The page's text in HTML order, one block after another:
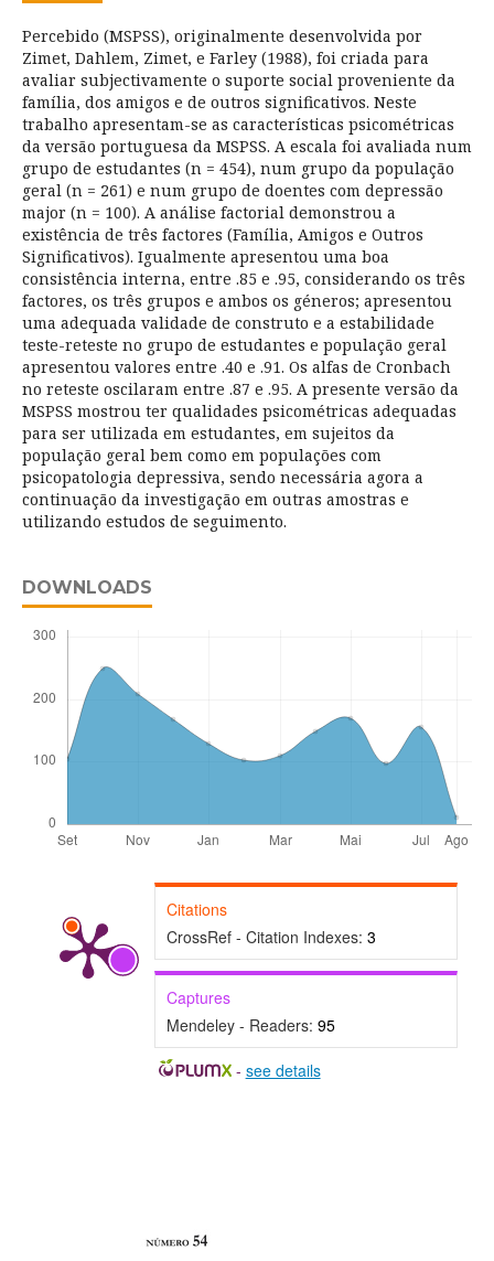
Percebido (MSPSS), originalmente desenvolvida por
Zimet, Dahlem, Zimet, e Farley (1988), foi criada para
avaliar subjectivamente o suporte social proveniente da
família, dos amigos e de outros significativos. Neste
trabalho apresentam-se as características psicométricas
da versão portuguesa da MSPSS. A escala foi avaliada num
grupo de estudantes (n = 454), num grupo da população
geral (n = 261) e num grupo de doentes com depressão
major (n = 100). A análise factorial demonstrou a
existência de três factores (Família, Amigos e Outros
Significativos). Igualmente apresentou uma boa
consistência interna, entre .85 e .95, considerando os três
factores, os três grupos e ambos os géneros; apresentou
uma adequada validade de construto e a estabilidade
teste-reteste no grupo de estudantes e população geral
apresentou valores entre .40 e .91. Os alfas de Cronbach
no reteste oscilaram entre .87 e .95. A presente versão da
MSPSS mostrou ter qualidades psicométricas adequadas
para ser utilizada em estudantes, em sujeitos da
população geral bem como em populações com
psicopatologia depressiva, sendo necessária agora a
continuação da investigação em outras amostras e
utilizando estudos de seguimento.
DOWNLOADS
Citations
CrossRef - Citation Indexes: 3
Captures
Mendeley - Readers: 95
- see details